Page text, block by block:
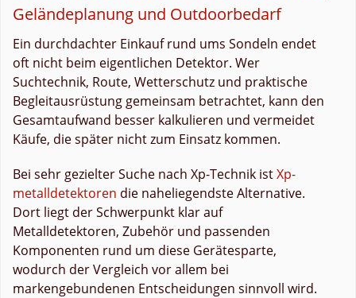
Geländeplanung und Outdoorbedarf
Ein durchdachter Einkauf rund ums Sondeln endet
oft nicht beim eigentlichen Detektor. Wer
Suchtechnik, Route, Wetterschutz und praktische
Begleitausrüstung gemeinsam betrachtet, kann den
Gesamtaufwand besser kalkulieren und vermeidet
Käufe, die später nicht zum Einsatz kommen.
Bei sehr gezielter Suche nach Xp-Technik istXp-
metalldetektoren die naheliegendste Alternative.
Dort liegt der Schwerpunkt klar auf
Metalldetektoren, Zubehör und passenden
Komponenten rund um diese Gerätesparte,
wodurch der Vergleich vor allem bei
markengebundenen Entscheidungen sinnvoll wird.